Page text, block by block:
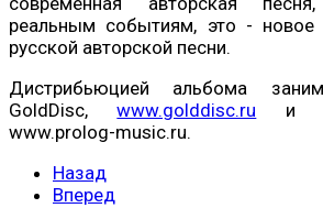
реальным событиям, это -
русской авторской песни.
Дистрибьюцией альбома
GoldDisc,www.golddisc.ru и
www.prolog-music.ru.
Назад
Вперед